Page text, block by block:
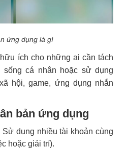
ứng dụng là gì
ích cho những ai cần tách
sống cá nhân hoặc sử dụng
hội, game, ứng dụng nhắn
bản ứng dụng
Sử dụng nhiều tài khoản cùng
hoặc giải trí).